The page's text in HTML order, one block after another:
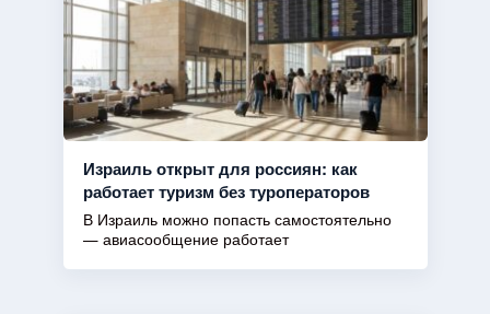
Израиль открыт для россиян: как
работает туризм без туроператоров
В Израиль можно попасть самостоятельно
— авиасообщение работает